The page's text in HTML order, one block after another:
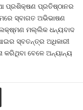
ପ୍ରଶିକ୍ଷଣ ପ୍ରତିଷ୍ଠାନର
ସ୍ବାଗତ ଅଭିଭାଷଣ
ଲକ୍ଷ୍ମଣ ମଲ୍ଲିକ ଧନ୍ୟବାଦ
ସ୍ବତନ୍ତ୍ର ଅଧିକାରୀ
କରିଥିବା ବେଳେ ଅନ୍ୟାନ୍ୟ